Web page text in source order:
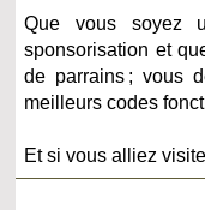
Que vous soyez
sponsorisation et
de parrains ; vous
meilleurs codes
Et si vous alliez